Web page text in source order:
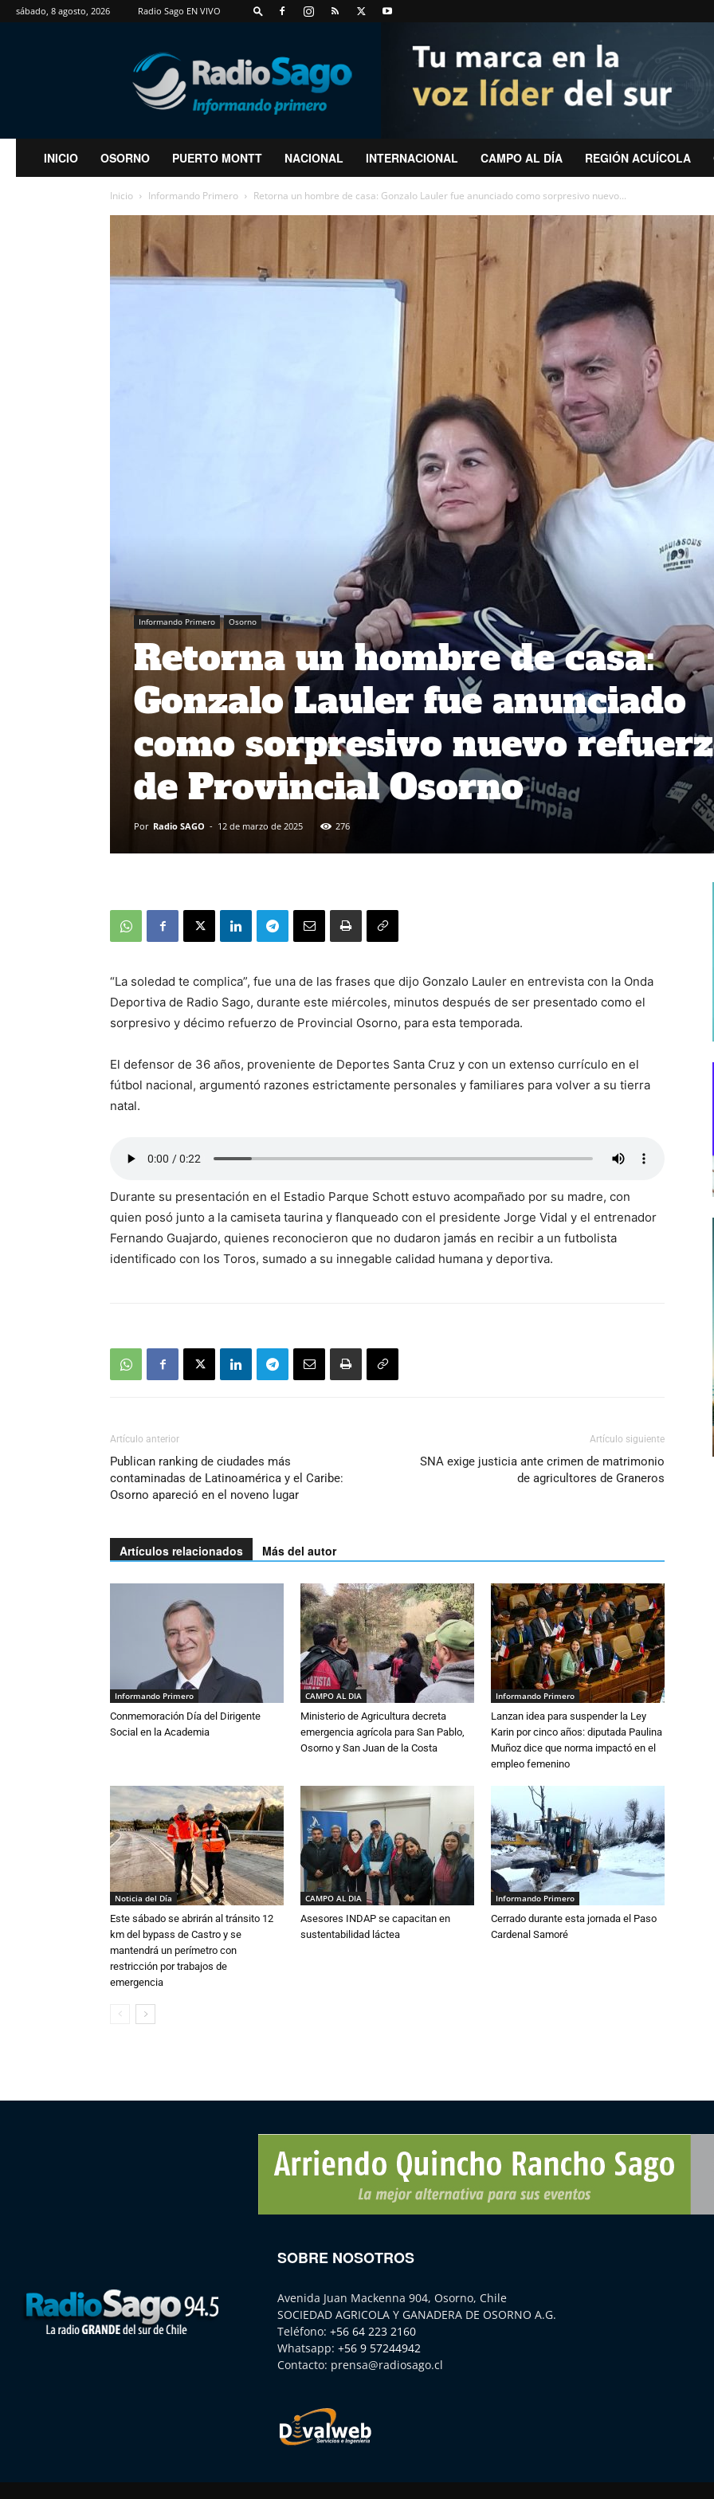
sábado, 8 agosto, 2026 Radio Sago EN VIVO
RadioSago
INICIO OSORNO PUERTO MONTT NACIONAL INTERNACIONAL CAMPO AL DÍA REGIÓN ACUÍCOLA
Inicio Informando Primero Retorna un hombre de casa: Gonzalo Lauler fue anunciado como sorpresivo nuevo...
Informando Primero Osorno
Retorna un hombre de casa:
Gonzalo Lauler fue anunciado
como sorpresivo nuevo
de Provincial Osorno
Por Radio SAGO - 12 de marzo de 2025 276
“La soledad te complica”, fue una de las frases que dijo Gonzalo Lauler en entrevista con la Onda
Deportiva de Radio Sago, durante este miércoles, minutos después de ser presentado como el
sorpresivo y décimo refuerzo de Provincial Osorno, para esta temporada.
El defensor de 36 años, proveniente de Deportes Santa Cruz y con un extenso currículo en el
fútbol nacional, argumentó razones estrictamente personales y familiares para volver a su tierra
natal.
Durante su presentación en el Estadio Parque Schott estuvo acompañado por su madre, con
quien posó junto a la camiseta taurina y flanqueado con el presidente Jorge Vidal y el entrenador
Fernando Guajardo, quienes reconocieron que no dudaron jamás en recibir a un futbolista
identificado con los Toros, sumado a su innegable calidad humana y deportiva.
Artículo anterior
Publican ranking de ciudades más
contaminadas de Latinoamérica y el Caribe:
Osorno apareció en el noveno lugar
Artículo siguiente
SNA exige justicia ante crimen de matrimonio
de agricultores de Graneros
Artículos relacionados Más del autor
Informando Primero
Conmemoración Día del Dirigente
Social en la Academia
CAMPO AL DIA
Ministerio de Agricultura decreta
emergencia agrícola para San Pablo,
Osorno y San Juan de la Costa
Informando Primero
Lanzan idea para suspender la Ley
Karin por cinco años: diputada Paulina
Muñoz dice que norma impactó en el
empleo femenino
Noticia del Día
Este sábado se abrirán al tránsito 12
km del bypass de Castro y se
mantendrá un perímetro con
restricción por trabajos de
emergencia
CAMPO AL DIA
Asesores INDAP se capacitan en
sustentabilidad láctea
Informando Primero
Cerrado durante esta jornada el Paso
Cardenal Samoré
SOBRE NOSOTROS
Avenida Juan Mackenna 904, Osorno, Chile
SOCIEDAD AGRICOLA Y GANADERA DE OSORNO A.G.
Teléfono: +56 64 223 2160
Whatsapp: +56 9 57244942
Contacto: prensa@radiosago.cl